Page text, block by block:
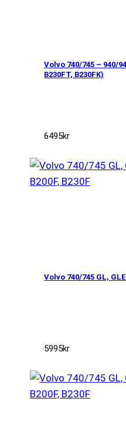
Volvo 740/745 – 940/
B230FT, B230FK)
6495kr
Volvo 740/745 GL,
5995kr